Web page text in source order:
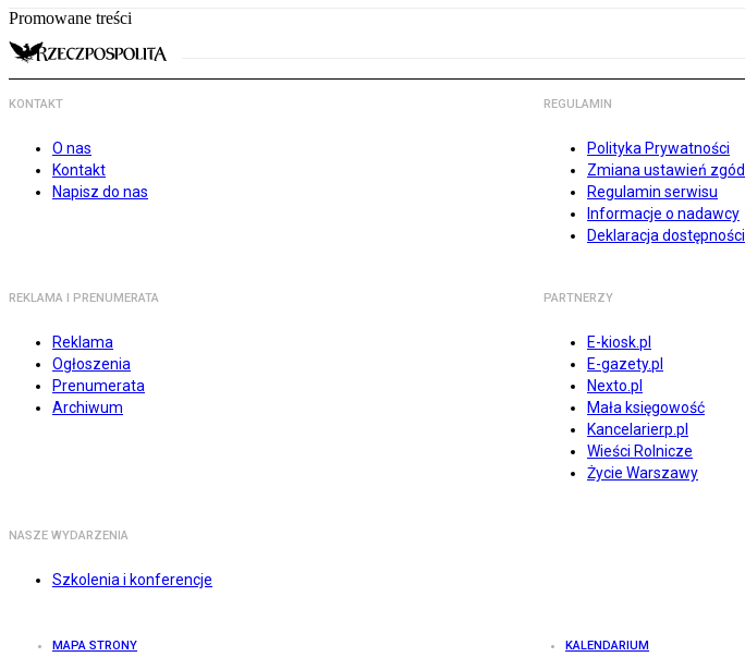
Promowane treści
KONTAKT
O nas
Kontakt
Napisz do nas
REGULAMIN
Polityka Prywatności
Zmiana ustawień zgód
Regulamin serwisu
Informacje o nadawcy
Deklaracja dostępności
REKLAMA I PRENUMERATA
Reklama
Ogłoszenia
Prenumerata
Archiwum
PARTNERZY
E-kiosk.pl
E-gazety.pl
Nexto.pl
Mała księgowość
Kancelarierp.pl
Wieści Rolnicze
Życie Warszawy
NASZE WYDARZENIA
Szkolenia i konferencje
MAPA STRONY KALENDARIUM